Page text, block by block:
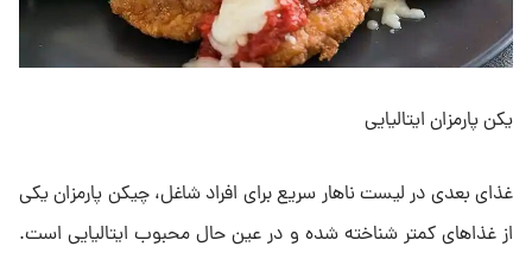
یکن پارمزان ایتالیایی
غذای بعدی در لیست ناهار سریع برای افراد شاغل، چیکن پارمزان یکی
از غذاهای کمتر شناخته شده و در عین حال محبوب ایتالیایی است.